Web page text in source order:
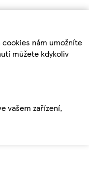
nám umožníte
můžete kdykoliv
vašem zařízení,